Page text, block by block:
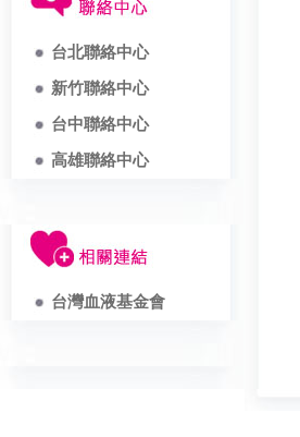
台北聯絡中心
新竹聯絡中心
台中聯絡中心
高雄聯絡中心
台灣血液基金會